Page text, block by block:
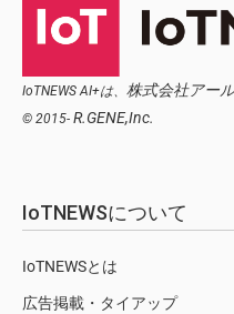
IoTNEWS AI+は、 株式会社アー
© 2015- R.GENE,Inc.
IoTNEWSについて
IoTNEWSとは
広告掲載・タイアップ